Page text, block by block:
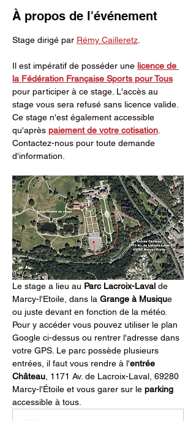
À propos de l'événement
Stage dirigé par Rémy Cailleretz
Il est impératif de posséder une licence de
la Fédération Française Sports pour Tous
pour participer à ce stage. L'accès au
stage vous sera refusé sans licence valide.
Ce stage n'est également accessible
qu'après paiement de votre cotisation
Contactez-nous pour toute demande
d'information.
Le stage a lieu au Parc Lacroix-Laval de
Marcy-l'Etoile, dans la Grange à Musique
ou juste devant en fonction de la météo.
Pour y accéder vous pouvez utiliser le plan
Google ci-dessus ou rentrer l'adresse dans
votre GPS. Le parc possède plusieurs
entrées, il faut vous rendre à l'entrée
Château , 1171 Av. de Lacroix-Laval, 69280
Marcy-l'Étoile et vous garer sur le parking
accessible à tous.